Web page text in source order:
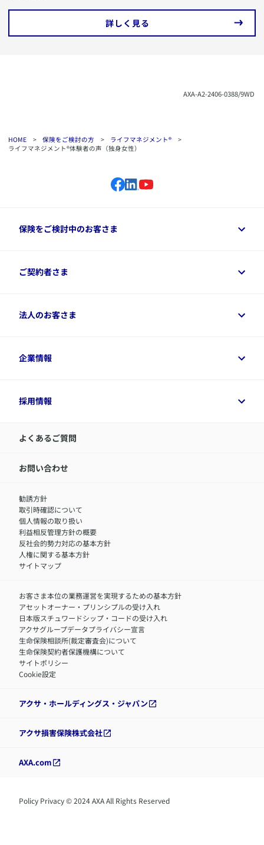
​詳しく見る
​AXA-A2-2406-0388/9WD
HOME > 保険をご検討の方 > ライフマネジメント®
>
ライフマネジメント®体験者の声（独身女性）
保険をご検討中のお客さま
保険をご検討中のお客さまトップ
資料請求
変額保険各種情報
ご契約者さま
ご契約者さまトップ
デジタル約款
令和8年（2026年）分の生命保険料控除証明書について
アクサのネット完結保険（旧アクサダイレクト生命）
法人のお客さま
法人のお客さまトップ
経営者サポートサービス
企業情報
企業情報トップ
アクサ生命が選ばれる理由
IR情報
サステナビリティの取り組み
​お客さまを金融犯罪からお守りするために
アクサグループについて
採用情報
採用情報トップ
中途採用：内勤正社員
職）
中途採用：フィナンシャルプラン・アドバイザー（営業職）
障害者採用
よくあるご質問
お問い合わせ
勧誘方針
取引時確認について
個人情報の取り扱い
利益相反管理方針の概要
反社会的勢力対応の基本方針
人権に関する基本方針
サイトマップ
お客さま本位の業務運営を実現するための基本方針
アセットオーナー・プリンシプルの受け入れ
日本版スチュワードシップ・コードの受け入れ
アクサグループデータプライバシー宣言
生命保険相談所(裁定審査会)について
生命保険契約者保護機構について
サイトポリシー
Cookie設定
アクサ・ホールディングス・ジャパン
アクサ損害保険株式会社
AXA.com
Policy Privacy © 2024 AXA All Rights Reserved